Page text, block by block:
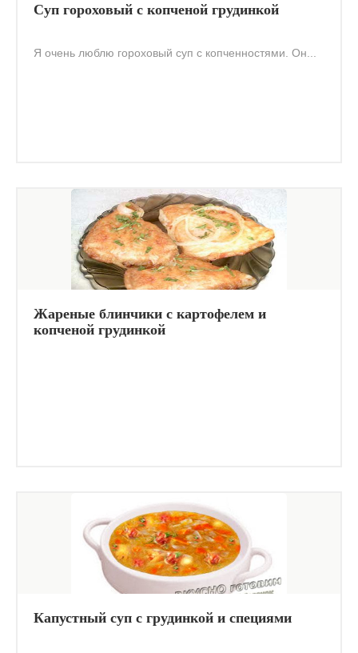
Суп гороховый с копченой грудинкой
Я очень люблю гороховый суп с копченностями. Он...
Жареные блинчики с картофелем и
копченой грудинкой
Капустный суп с грудинкой и специями